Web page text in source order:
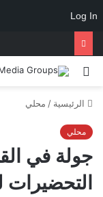
Log In
الرئيسية / محلي
محلي
جولة في